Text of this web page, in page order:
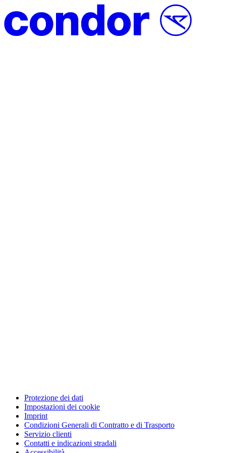
Protezione dei dati
Impostazioni dei cookie
Imprint
Condizioni Generali di Contratto e di Trasporto
Servizio clienti
Contatti e indicazioni stradali